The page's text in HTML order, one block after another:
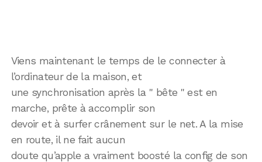
Viens maintenant le temps de le connecter à
l’ordinateur de la maison, et
une synchronisation après la " bête " est en
marche, prête à accomplir son
devoir et à surfer crânement sur le net. A la mise
en route, il ne fait aucun
doute qu’apple a vraiment boosté la config de son